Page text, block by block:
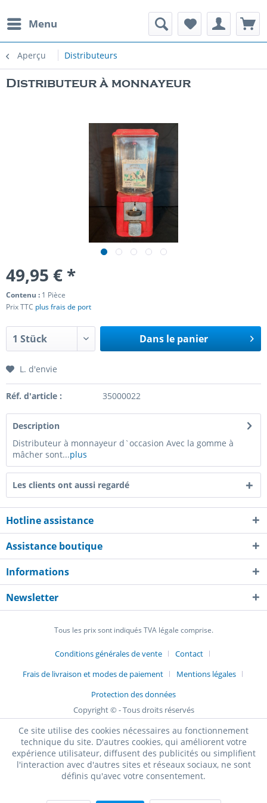
Menu
Aperçu Distributeurs
Distributeur à monnayeur
49,95 € *
Contenu : 1 Pièce
Prix TTC plus frais de port
Dans le panier
L. d'envie
Réf. d'article : 35000022
Description
Distributeur à monnayeur d`occasion Avec la gomme à
mâcher sont...plus
Les clients ont aussi regardé
Hotline assistance
Assistance boutique
Informations
Newsletter
Tous les prix sont indiqués TVA légale comprise.
Conditions générales de vente
Contact
Frais de livraison et modes de paiement
Mentions légales
Protection des données
Copyright © - Tous droits réservés
Ce site utilise des cookies nécessaires au fonctionnement
technique du site. D'autres cookies, qui améliorent votre
expérience utilisateur, diffusent des publicités ou simplifient
l'interaction avec d'autres sites et réseaux sociaux, ne sont
définis qu'avec votre consentement.